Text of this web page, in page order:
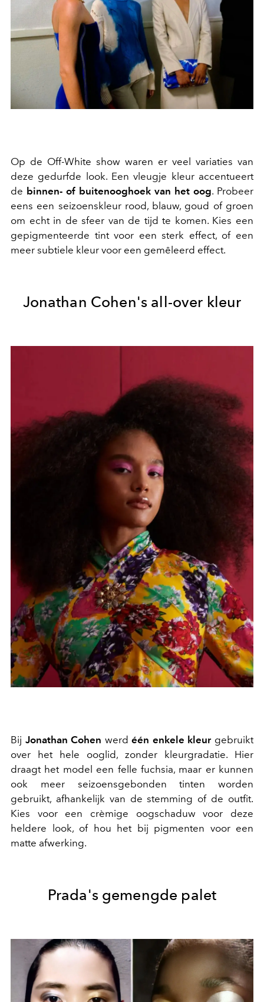
Op de Off-White show waren er veel variaties van
deze gedurfde look. Een vleugje kleur accentueert
de binnen- of buitenooghoek van het oog. Probeer
eens een seizoenskleur rood, blauw, goud of groen
om echt in de sfeer van de tijd te komen. Kies een
gepigmenteerde tint voor een sterk effect, of een
meer subtiele kleur voor een gemêleerd effect.
Jonathan Cohen's all-over kleur
Bij Jonathan Cohen werdéén enkele kleur gebruikt
over het hele ooglid, zonder kleurgradatie. Hier
draagt het model een felle fuchsia, maar er kunnen
ook meer seizoensgebonden tinten worden
gebruikt, afhankelijk van de stemming of de outfit.
Kies voor een crèmige oogschaduw voor deze
heldere look, of hou het bij pigmenten voor een
matte afwerking.
Prada's gemengde palet